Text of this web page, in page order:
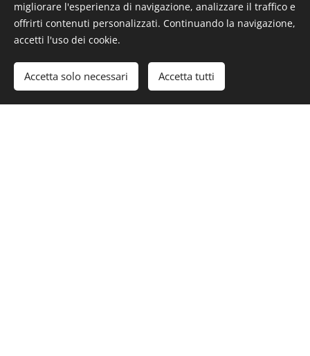
RIFLESSIONI D'ESTATE IN MTC
RIFLESSIONI D'AUTUNNO IN MTC
RIFLESSIONI DI PRIMAVERA IN MTC
RIFLESSIONI QUINTA STAGIONE IN MTC
migliorare l'esperienza di navigazione, analizzare il traffico e
offrirti contenuti personalizzati. Continuando la navigazione,
accetti l'uso dei cookie.
Accetta solo necessari Accetta tutti